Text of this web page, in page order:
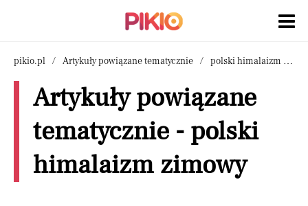
pikio.pl Artykuły powiązane tematycznie polski himalaizm zimowy
Artykuły powiązane
tematycznie - polski
himalaizm zimowy